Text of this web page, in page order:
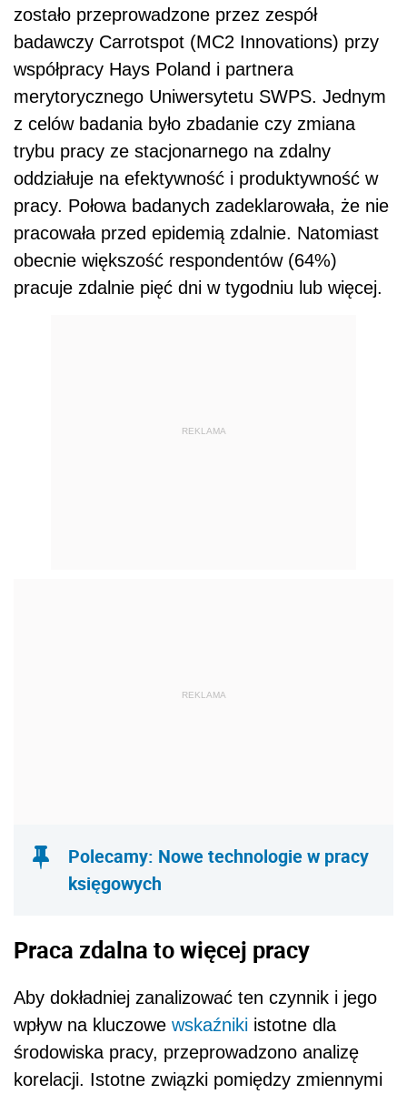
zostało przeprowadzone przez zespół
badawczy Carrotspot (MC2 Innovations) przy
współpracy Hays Poland i partnera
merytorycznego Uniwersytetu SWPS. Jednym
z celów badania było zbadanie czy zmiana
trybu pracy ze stacjonarnego na zdalny
oddziałuje na efektywność i produktywność w
pracy. Połowa badanych zadeklarowała, że nie
pracowała przed epidemią zdalnie. Natomiast
obec­nie większość respondentów (64%)
pracuje zdalnie pięć dni w tygodniu lub więcej.
REKLAMA
REKLAMA
Polecamy: Nowe technologie w pracy
księgowych
Praca zdalna to więcej pracy
Aby dokładniej zanalizować ten czynnik i jego
wpływ na kluczowe wskaźniki istotne dla
środowiska pracy, przeprowadzono analizę
korelacji. Istotne związki pomiędzy zmiennymi